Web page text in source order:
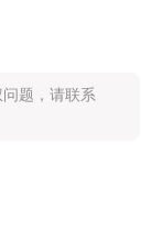
题，请联系